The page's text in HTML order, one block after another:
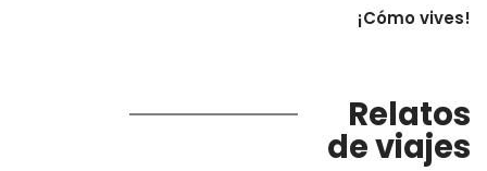
¡Cómo vives!
Relatos
de viajes